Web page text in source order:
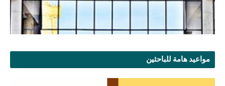
مواعيد هامة للباحثين